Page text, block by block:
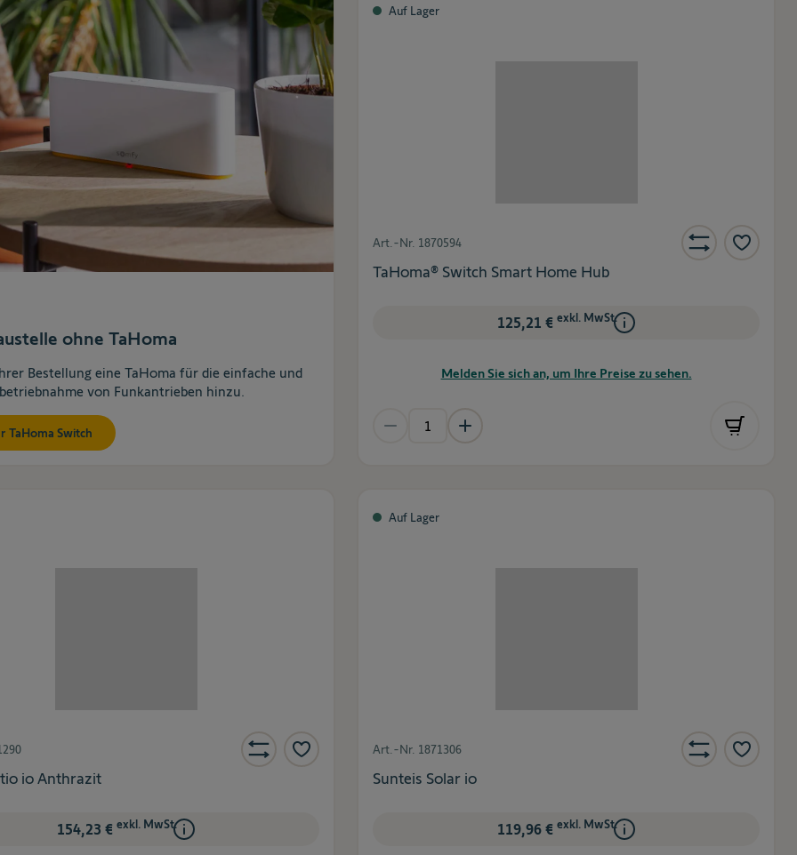
ohne TaHoma
Bestellung eine TaHoma für die einfache und
von Funkantrieben hinzu.
TaHoma Switch
Auf Lager
Art.-Nr. 1870594
TaHoma® Switch Smart Home Hub
125,21 € exkl. MwSt.
Melden Sie sich an, um Ihre Preise zu sehen.
io Anthrazit
154,23 € exkl. MwSt.
Auf Lager
Art.-Nr. 1871306
Sunteis Solar io
119,96 € exkl. MwSt.